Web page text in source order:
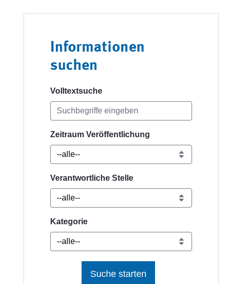
Informationen
suchen
Volltextsuche
Zeitraum Veröffentlichung
Verantwortliche Stelle
Kategorie
Suche starten